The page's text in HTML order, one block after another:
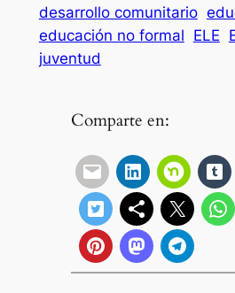
desarrollo comunitario
educación no formal ELE
juventud
Comparte en: